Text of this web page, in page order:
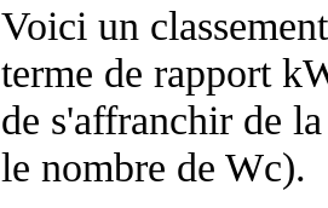
Voici un
terme de rapport
de s'affranchir de
le nombre de Wc).